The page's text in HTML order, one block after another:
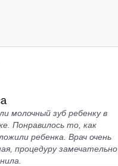
молочный зуб ребенку в
Понравилось то, как
ребенка. Врач очень
процедуру замечательно